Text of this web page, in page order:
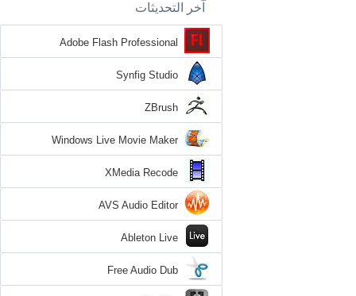
آخر التحديثات
Adobe Flash Professional
Synfig Studio
ZBrush
Windows Live Movie Maker
XMedia Recode
AVS Audio Editor
Ableton Live
Free Audio Dub